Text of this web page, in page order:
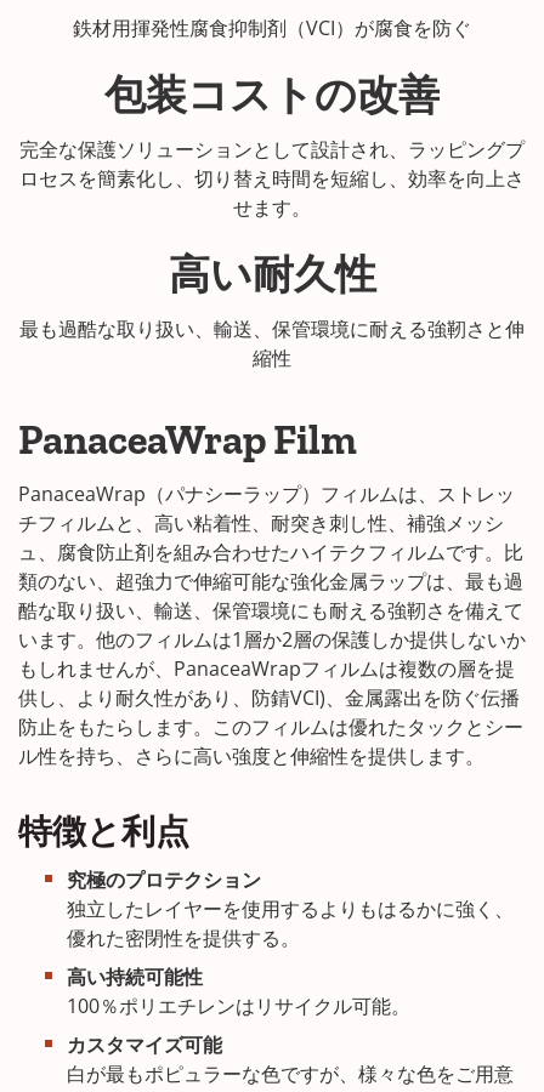
鉄材用揮発性腐食抑制剤（VCI）が腐食を防ぐ
包装コストの改善
完全な保護ソリューションとして設計され、ラッピングプ
ロセスを簡素化し、切り替え時間を短縮し、効率を向上さ
せます。
高い耐久性
最も過酷な取り扱い、輸送、保管環境に耐える強靭さと伸
縮性
PanaceaWrap Film
PanaceaWrap（パナシーラップ）フィルムは、ストレッ
チフィルムと、高い粘着性、耐突き刺し性、補強メッシ
ュ、腐食防止剤を組み合わせたハイテクフィルムです。比
類のない、超強力で伸縮可能な強化金属ラップは、最も過
酷な取り扱い、輸送、保管環境にも耐える強靭さを備えて
います。他のフィルムは1層か2層の保護しか提供しないか
もしれませんが、PanaceaWrapフィルムは複数の層を提
供し、より耐久性があり、防錆VCI)、金属露出を防ぐ伝播
防止をもたらします。このフィルムは優れたタックとシー
ル性を持ち、さらに高い強度と伸縮性を提供します。
特徴と利点
究極のプロテクション
独立したレイヤーを使用するよりもはるかに強く、
優れた密閉性を提供する。
高い持続可能性
100％ポリエチレンはリサイクル可能。
カスタマイズ可能
白が最もポピュラーな色ですが、様々な色をご用意